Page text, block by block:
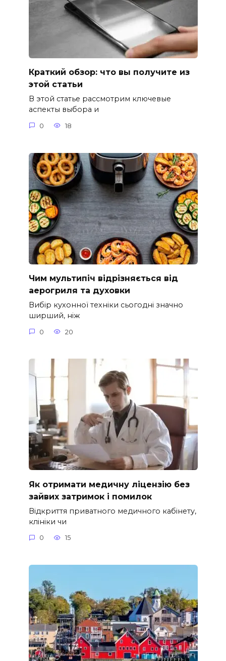
Краткий обзор: что вы получите из
этой статьи
В этой статье рассмотрим ключевые
аспекты выбора и
0 18
Чим мультипіч відрізняється від
аерогриля та духовки
Вибір кухонної техніки сьогодні значно
ширший, ніж
0 20
Як отримати медичну ліцензію без
зайвих затримок і помилок
Відкриття приватного медичного кабінету,
клініки чи
0 15